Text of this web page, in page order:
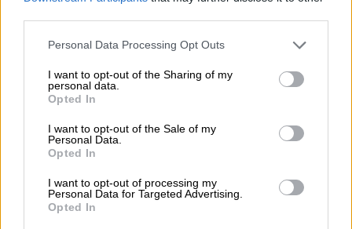
Please note that this website/app uses one or more Google
not limited to your visit or usage behaviour. You may click to
grant or deny consent to Google and its third-party tags to
use your data for below specified purposes in below Google
consent section.
Personal Data Processing Opt Outs
I want to opt-out of the Sharing of my
personal data.
Opted In
I want to opt-out of the Sale of my
Personal Data.
Opted In
I want to opt-out of processing my
Personal Data for Targeted Advertising.
Opted In
υπόνοιεςγιαφοροδιαφυγήύψους 1,5 εκατ.
ευρώκαι ξέπλυμα μαύρου χρήματος,
αντίστοιχου ύψους, από τον γνωστό
τραγουδιστή και ήδη έχει προχωρήσει η
δέσμευση
εριουσίαςτου.
Η έρευνα της Αρχής εντόπισε τη
φοροδιαφυγή του τραγουδιστή
όχι από τον
χώρο του θεάματοςκαι της πίστας
αλλά από